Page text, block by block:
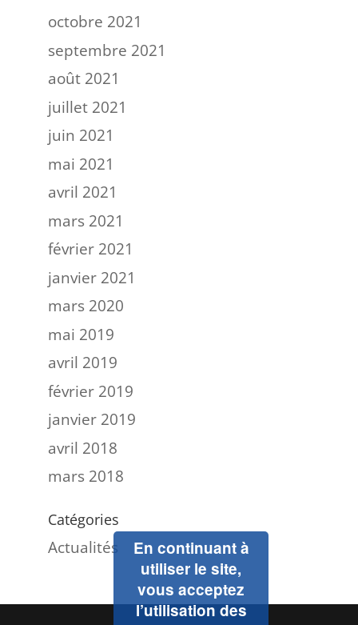
octobre 2021
septembre 2021
août 2021
juillet 2021
juin 2021
mai 2021
avril 2021
mars 2021
février 2021
janvier 2021
mars 2020
mai 2019
avril 2019
février 2019
janvier 2019
avril 2018
mars 2018
Catégories
Actualités
En continuant à
utiliser le site,
vous acceptez
l’utilisation des